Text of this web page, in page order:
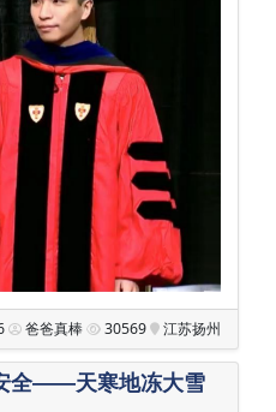
爸爸真棒 30569 江苏扬州
全——天寒地冻大雪